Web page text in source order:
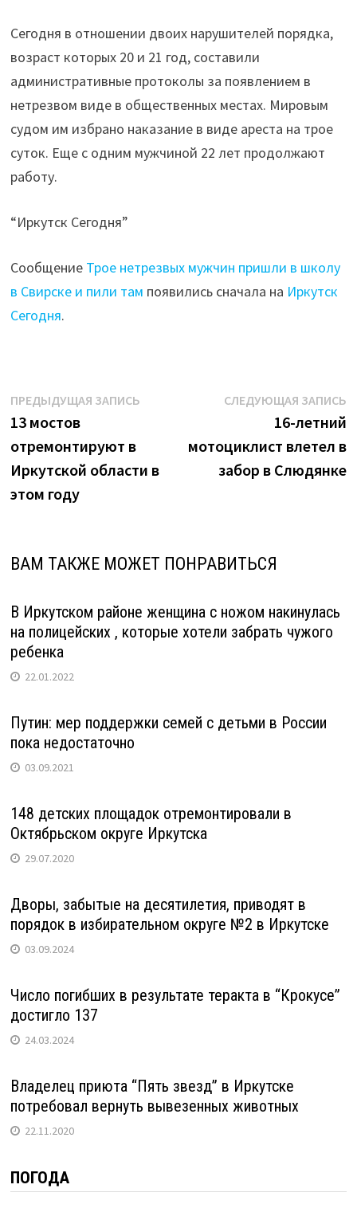
Сегодня в отношении двоих нарушителей порядка,
возраст которых 20 и 21 год, составили
административные протоколы за появлением в
нетрезвом виде в общественных местах. Мировым
судом им избрано наказание в виде ареста на трое
суток. Еще с одним мужчиной 22 лет продолжают
работу.
“Иркутск Сегодня”
Сообщение Трое нетрезвых мужчин пришли в школу
в Свирске и пили там появились сначала на Иркутск
Сегодня.
Навигация
по
записям
ПРЕДЫДУЩАЯ ЗАПИСЬПредыдущая
13 мостов
отремонтируют в
Иркутской области в
этом году
СЛЕДУЮЩАЯ ЗАПИСЬ
16-летний
мотоциклист влетел в
забор в Слюдянке
ВАМ ТАКЖЕ МОЖЕТ ПОНРАВИТЬСЯ
В Иркутском районе женщина с ножом накинулась
на полицейских , которые хотели забрать чужого
ребенка
22.01.2022
Путин: мер поддержки семей с детьми в России
пока недостаточно
03.09.2021
148 детских площадок отремонтировали в
Октябрьском округе Иркутска
29.07.2020
Дворы, забытые на десятилетия, приводят в
порядок в избирательном округе №2 в Иркутске
03.09.2024
Число погибших в результате теракта в “Крокусе”
достигло 137
24.03.2024
Владелец приюта “Пять звезд” в Иркутске
потребовал вернуть вывезенных животных
22.11.2020
ПОГОДА